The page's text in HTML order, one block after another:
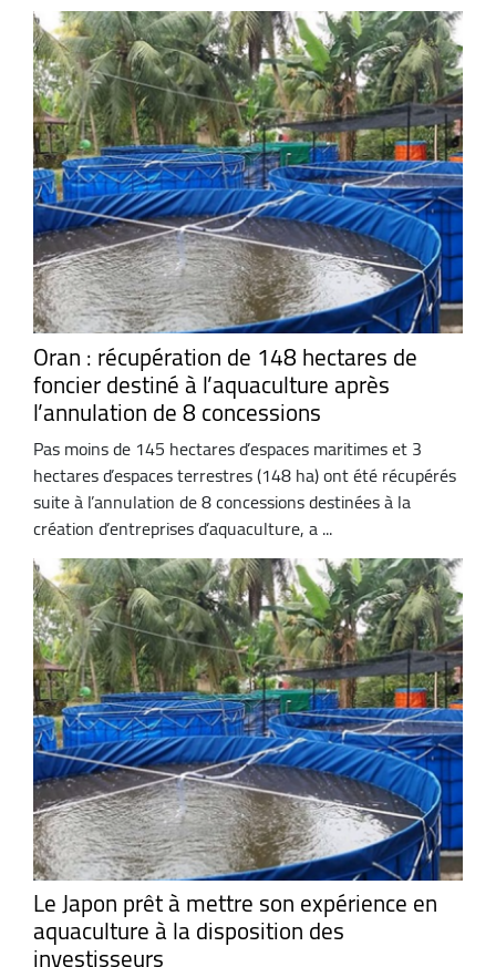
Oran : récupération de 148 hectares de
foncier destiné à l’aquaculture après
l’annulation de 8 concessions
Pas moins de 145 hectares d’espaces maritimes et 3
hectares d’espaces terrestres (148 ha) ont été récupérés
suite à l’annulation de 8 concessions destinées à la
création d’entreprises d’aquaculture, a ...
Le Japon prêt à mettre son expérience en
aquaculture à la disposition des